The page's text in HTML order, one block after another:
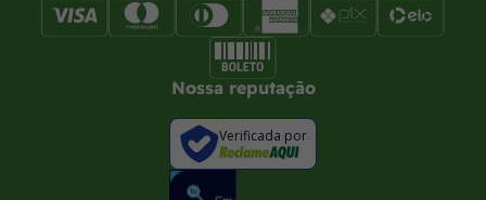
Nossa reputação
Verificada por